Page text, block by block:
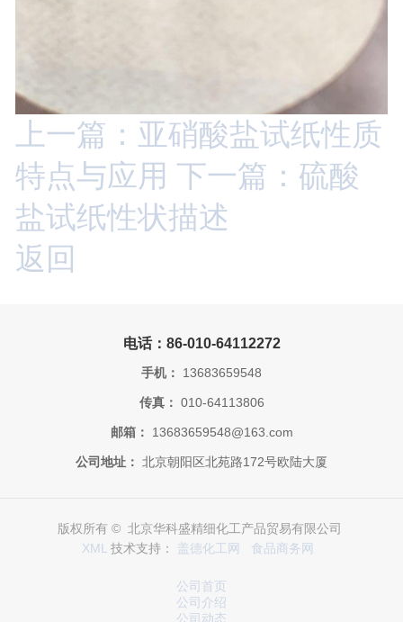
上一篇：亚硝酸盐试纸性质
特点与应用 下一篇：硫酸
盐试纸性状描述
返回
电话：86-010-64112272
手机： 13683659548
传真： 010-64113806
邮箱： 13683659548@163.com
公司地址： 北京朝阳区北苑路172号欧陆大厦
版权所有 © 北京华科盛精细化工产品贸易有限公司
XML 技术支持： 盖德化工网 食品商务网
公司首页
公司介绍
公司动态